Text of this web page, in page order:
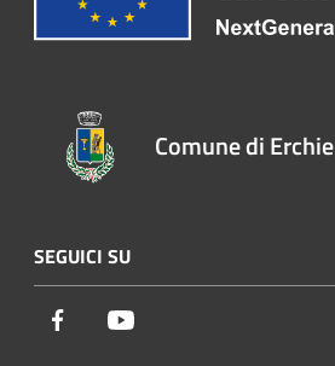
Comune di Erchie
SEGUICI SU
Facebook